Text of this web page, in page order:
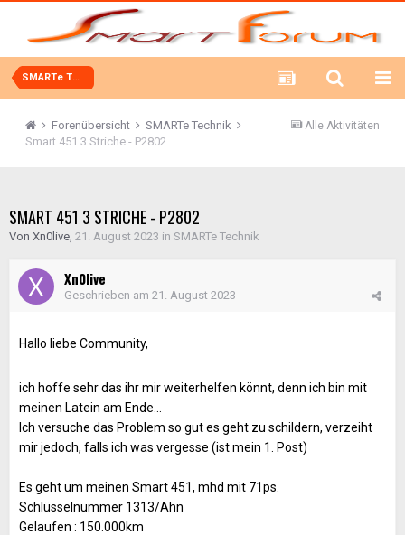
SMARTe Technik
Alle Aktivitäten
Forenübersicht
SMARTe Technik
Smart 451 3 Striche - P2802
SMART 451 3 STRICHE - P2802
Von Xn0live, 21. August 2023 in SMARTe Technik
Xn0live
Geschrieben am 21. August 2023
Hallo liebe Community,
ich hoffe sehr das ihr mir weiterhelfen könnt, denn ich bin mit
meinen Latein am Ende…
Ich versuche das Problem so gut es geht zu schildern, verzeiht
mir jedoch, falls ich was vergesse (ist mein 1. Post)
Es geht um meinen Smart 451, mhd mit 71ps.
Schlüsselnummer 1313/Ahn
Gelaufen : 150.000km